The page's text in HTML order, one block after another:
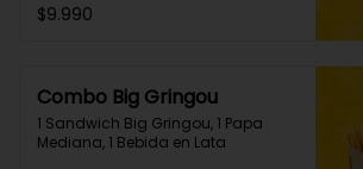
$9.990
Combo Big Gringou
1 Sandwich Big Gringou, 1 Papa
Mediana, 1 Bebida en Lata